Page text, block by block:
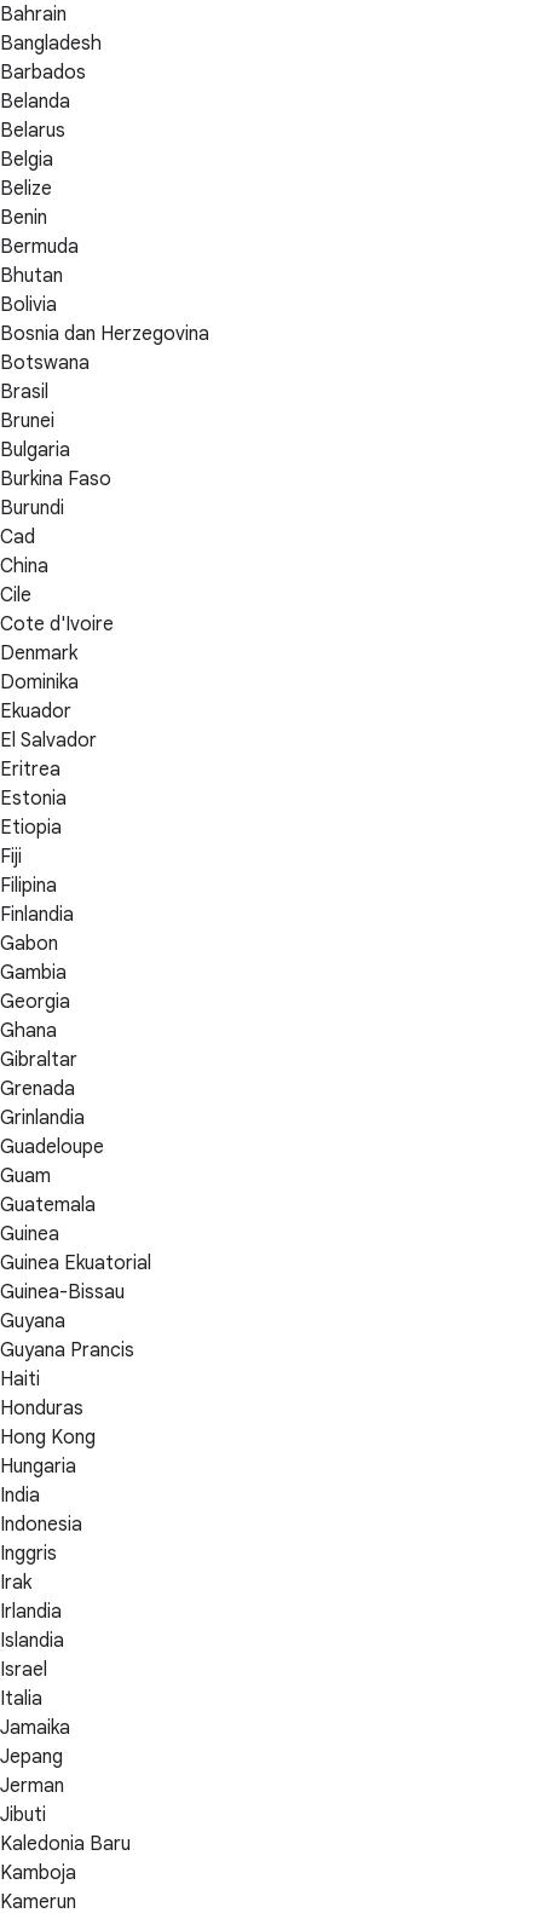
Bahrain
Bangladesh
Barbados
Belanda
Belarus
Belgia
Belize
Benin
Bermuda
Bhutan
Bolivia
Bosnia dan Herzegovina
Botswana
Brasil
Brunei
Bulgaria
Burkina Faso
Burundi
Cad
China
Cile
Cote d'Ivoire
Denmark
Dominika
Ekuador
El Salvador
Eritrea
Estonia
Etiopia
Fiji
Filipina
Finlandia
Gabon
Gambia
Georgia
Ghana
Gibraltar
Grenada
Grinlandia
Guadeloupe
Guam
Guatemala
Guinea
Guinea Ekuatorial
Guinea-Bissau
Guyana
Guyana Prancis
Haiti
Honduras
Hong Kong
Hungaria
India
Indonesia
Inggris
Irak
Irlandia
Islandia
Israel
Italia
Jamaika
Jepang
Jerman
Jibuti
Kaledonia Baru
Kamboja
Kamerun